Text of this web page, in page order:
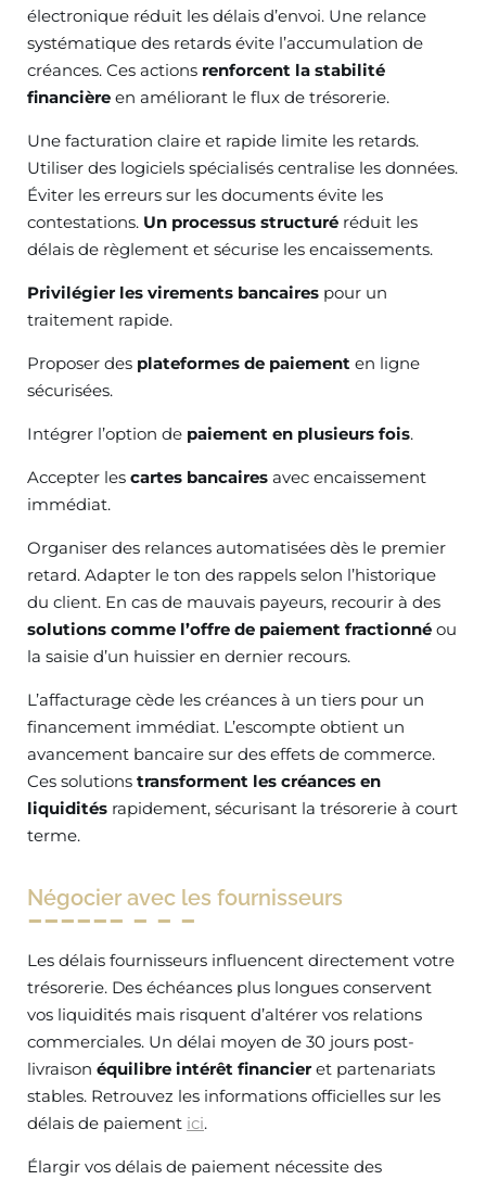
électronique réduit les délais d’envoi. Une relance
systématique des retards évite l’accumulation de
créances. Ces actions renforcent la stabilité
financière en améliorant le flux de trésorerie.
Une facturation claire et rapide limite les retards.
Utiliser des logiciels spécialisés centralise les données.
Éviter les erreurs sur les documents évite les
contestations. Un processus structuré réduit les
délais de règlement et sécurise les encaissements.
Privilégier les virements bancaires pour un
traitement rapide.
Proposer des plateformes de paiement en ligne
sécurisées.
Intégrer l’option de paiement en plusieurs fois.
Accepter les cartes bancaires avec encaissement
immédiat.
Organiser des relances automatisées dès le premier
retard. Adapter le ton des rappels selon l’historique
du client. En cas de mauvais payeurs, recourir à des
solutions comme l’offre de paiement fractionné ou
la saisie d’un huissier en dernier recours.
L’affacturage cède les créances à un tiers pour un
financement immédiat. L’escompte obtient un
avancement bancaire sur des effets de commerce.
Ces solutions transforment les créances en
liquidités rapidement, sécurisant la trésorerie à court
terme.
Négocier avec les fournisseurs
Les délais fournisseurs influencent directement votre
trésorerie. Des échéances plus longues conservent
vos liquidités mais risquent d’altérer vos relations
commerciales. Un délai moyen de 30 jours post-
livraison équilibre intérêt financier et partenariats
stables. Retrouvez les informations officielles sur les
délais de paiement ici.
Élargir vos délais de paiement nécessite des